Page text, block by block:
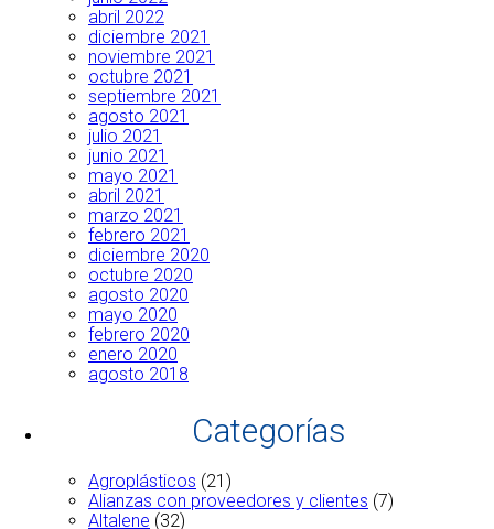
abril 2022
diciembre 2021
noviembre 2021
octubre 2021
septiembre 2021
agosto 2021
julio 2021
junio 2021
mayo 2021
abril 2021
marzo 2021
febrero 2021
diciembre 2020
octubre 2020
agosto 2020
mayo 2020
febrero 2020
enero 2020
agosto 2018
Categorías
Agroplásticos (21)
Alianzas con proveedores y clientes (7)
Altalene (32)